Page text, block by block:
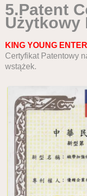
5.Patent C
Użytkowy
KING YOUNG
Certyfikat Patentowy
wstążek.